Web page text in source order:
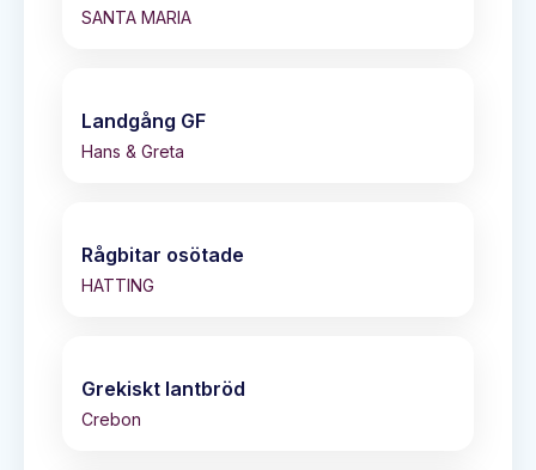
SANTA MARIA
Landgång GF
Hans & Greta
Rågbitar osötade
HATTING
Grekiskt lantbröd
Crebon